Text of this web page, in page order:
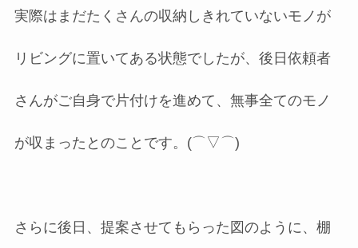
実際はまだたくさんの収納しきれていないモノが
リビングに置いてある状態でしたが、後日依頼者
さんがご自身で片付けを進めて、無事全てのモノ
が収まったとのことです。(⌒▽⌒)
さらに後日、提案させてもらった図のように、棚